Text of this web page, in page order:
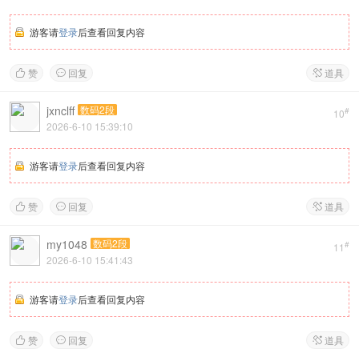
游客请登录后查看回复内容
 赞  回复  道具
10#
jxnclff 数码2段
2026-6-10 15:39:10
游客请登录后查看回复内容
 赞  回复  道具
11 #
my1048 数码2段
2026-6-10 15:41:43
游客请登录后查看回复内容
 赞  回复  道具